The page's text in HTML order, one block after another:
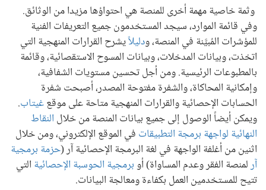
وثمة خاصية مهمة أخرى للمنصة هي احتواؤها مزيدا من الوثائق.
وفي قائمة الموارد، سيجد المستخدمون جميع التعريفات الفنية
للمؤشرات المُبيَّنة في المنصة، ودليلاًيشرح القرارات المنهجية التي
اتخذت، وبيانات المدخلات، وبيانات المسوح الاستقصائية، وقائمة
بالمطبوعات الرئيسية. ومن أجل تحسين مستويات الشفافية،
وإمكانية المحاكاة، والشفرة مفتوحة المصدر، أصبحت شفرة
الحسابات الإحصائية والقرارات المنهجية متاحة على موقعغيتاب.
ويمكن أيضاً الوصول إلى جميع بيانات المنصة من خلال النقاط
النهائية لواجهة برمجة التطبيقات في الموقع الإلكتروني، ومن خلال
اثنين من أغلفة الواجهة في لغة البرمجة الإحصائية آر (حزمة برمجية
آرلمنصة الفقر وعدم المساواة) أوبرمجية الحوسبة الإحصائية التي
تتيح للمستخدمين العمل بكفاءة ومعالجة البيانات.